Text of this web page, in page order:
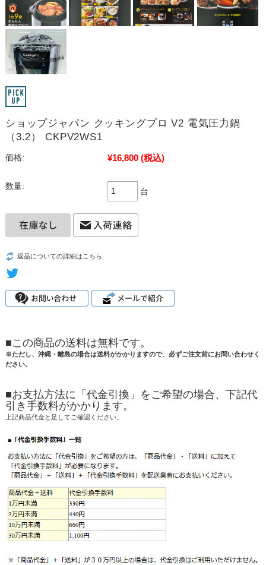
ショップジャパン クッキングプロ V2 電気圧力鍋
（3.2） CKPV2WS1
価格: ¥16,800 (税込)
数量:
台
返品についての詳細はこちら
■この商品の送料は無料です。
※ただし、沖縄・離島の場合は送料がかかりますので、必ずご注文前にお問い合わせく
ださい。
■お支払方法に「代金引換」をご希望の場合、下記代
引き手数料がかかります。
上記商品代金と足してご確認ください。